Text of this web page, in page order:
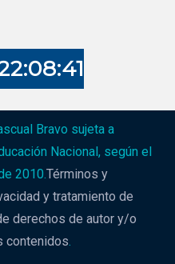
Bravo sujeta a
Nacional, según el
2010.Términos y
y tratamiento de
derechos de autor y/o
contenidos.